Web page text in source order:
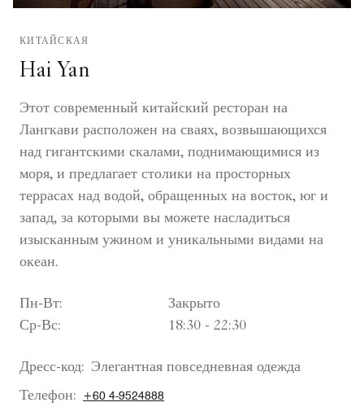
КИТАЙСКАЯ
Hai Yan
Этот современный китайский ресторан на
Лангкави расположен на сваях, возвышающихся
над гигантскими скалами, поднимающимися из
моря, и предлагает столики на просторных
террасах над водой, обращенных на восток, юг и
запад, за которыми вы можете насладиться
изысканным ужином и уникальными видами на
океан.
Пн-Вт:
Закрыто
Ср-Вс:
18:30 - 22:30
Дресс-код: Элегантная повседневная одежда
Телефон:
+60 4-9524888